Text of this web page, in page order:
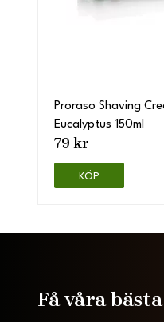
Proraso Shaving
Eucalyptus 150ml
79 kr
KÖP
Få våra